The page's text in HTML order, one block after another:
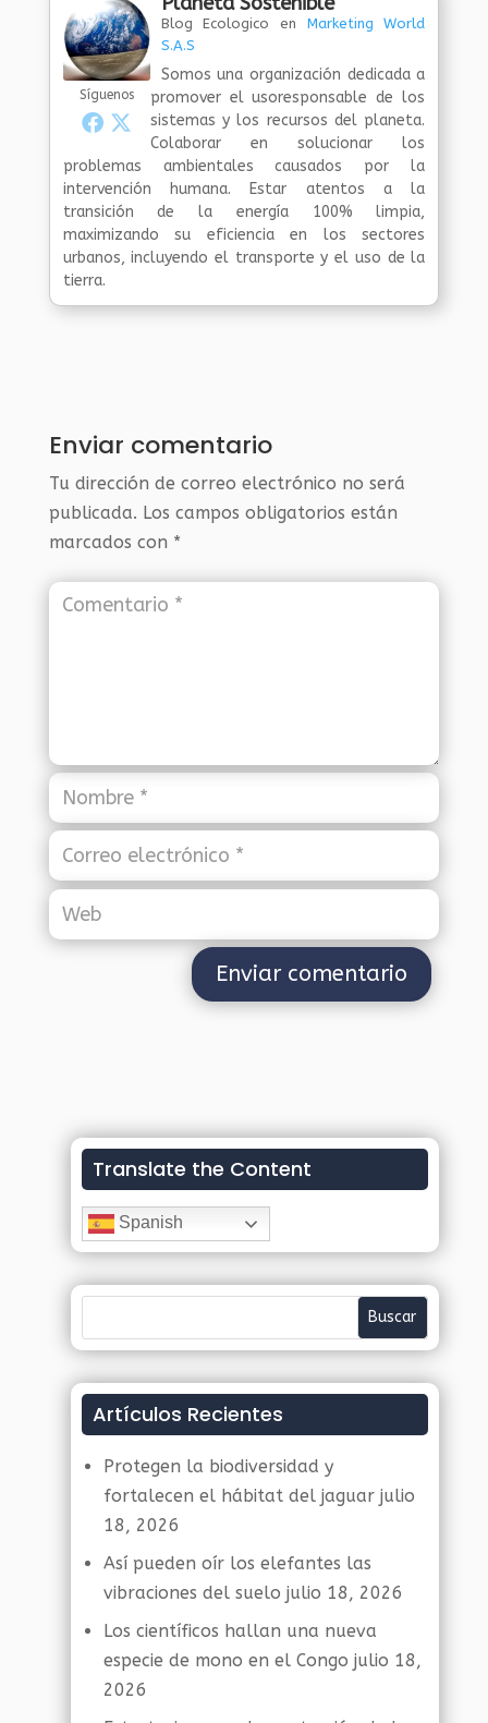
Síguenos
Blog Ecologico en Marketing World
S.A.S
Somos una organización dedicada a
promover el usoresponsable de los
sistemas y los recursos del planeta.
Colaborar en solucionar los
problemas ambientales causados por la
intervención humana. Estar atentos a la
transición de la energía 100% limpia,
maximizando su eficiencia en los sectores
urbanos, incluyendo el transporte y el uso de la
tierra.
Enviar comentario
Tu dirección de correo electrónico no será
publicada. Los campos obligatorios están
marcados con *
Translate the Content
Spanish
Artículos Recientes
Protegen la biodiversidad y
fortalecen el hábitat del jaguar julio
18, 2026
Así pueden oír los elefantes las
vibraciones del suelo julio 18, 2026
Los científicos hallan una nueva
especie de mono en el Congo julio 18,
2026